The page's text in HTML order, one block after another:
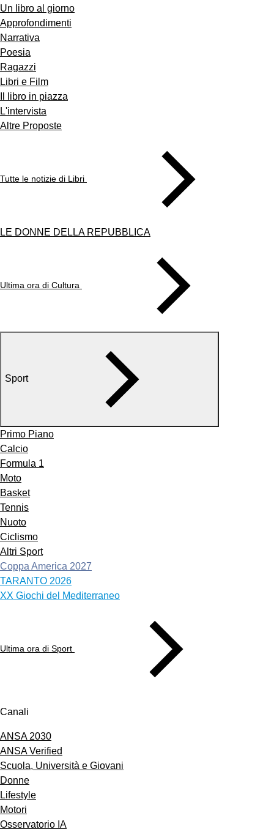
Un libro al giorno
Approfondimenti
Narrativa
Poesia
Ragazzi
Libri e Film
Il libro in piazza
L'intervista
Altre Proposte
Tutte le notizie di Libri
LE DONNE DELLA REPUBBLICA
Ultima ora di Cultura
Sport
Primo Piano
Calcio
Formula 1
Moto
Basket
Tennis
Nuoto
Ciclismo
Altri Sport
Coppa America 2027
TARANTO 2026
XX Giochi del Mediterraneo
Ultima ora di Sport
Canali
ANSA 2030
ANSA Verified
Scuola, Università e Giovani
Donne
Lifestyle
Motori
Osservatorio IA